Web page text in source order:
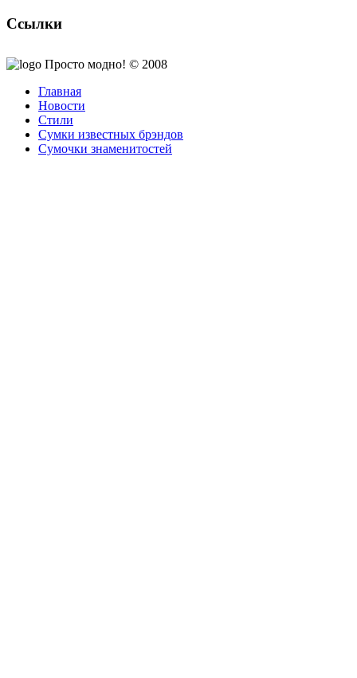
Ссылки
Просто модно! © 2008
Главная
Новости
Стили
Сумки известных брэндов
Сумочки знаменитостей